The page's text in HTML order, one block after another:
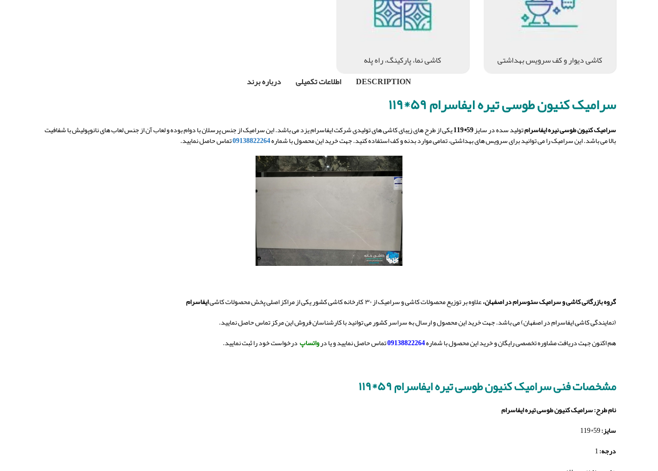
کاشی دیوار و کف سرویس بهداشتی
کاشی نما، پارکینگ، راه پله
DESCRIPTION
اطلاعات تکمیلی درباره برند
سرامیک کنیون طوسی تیرهایفاسرام ۵۹*۱۱۹
سرامیک کنیون طوسی نیره ایفاسرامتولید سده در سایز یکی از طرح های زیبای کاشی های تولیدی شرکت ایفاسرام یزد می باشد. این سرامیک از جنس پرسلان با دوام بوده و لعاب آن از جنس لعاب های نانوپولیش با شفافیت
بالا می باشد. این سرامیک را می توانید برای سرویس های بهداشتی، تمامی موارد بدنه و کف استفاده کنید. جهت خرید این محصول با شماره09138822264تماس حاصل نمایید.
گروه بازرگانی کاشی و سرامیک سئوسرام در اصفهان،علاوه بر توزیع محصولات کاشی و سرامیک از ۳۰ کارخانه کاشی کشور یکی از مراکز اصلی پخش محصولات کاشی
ایفاسرام
(نمایندگی کاشی ایفاسرام در اصفهان) می باشد. جهت خرید این محصول و ارسال به سراسر کشور می توانید با کارشناسان فروش این مرکز تماس حاصل نمایید.
هم اکنون جهت دریافت مشاوره تخصصی رایگان و خرید این محصول با شماره09138822264تماس حاصل نمایید و یا درواتساپدرخواست خود را ثبت نمایید.
مشخصات فنی سرامیک کنیون طوسیتیره ایفاسرام ۵۹*۱۱۹
نام طرح:سرامیک کنیون طوسی تیره ایفاسرام
سایز:
درجه: